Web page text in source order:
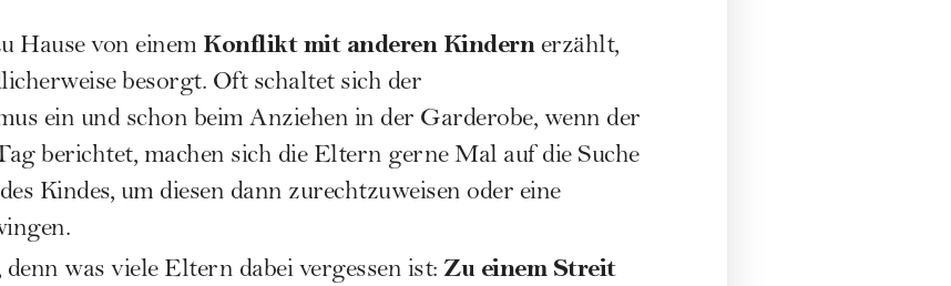
Hause von einem Konflikt mit anderen Kindernerzählt,
besorgt. Oft schaltet sich der
ein und schon beim Anziehen in der Garderobe, wenn der
berichtet, machen sich die Eltern gerne Mal auf die Suche
Kindes, um diesen dann zurechtzuweisen oder eine
was viele Eltern dabei vergessen ist: Zu einem Streit